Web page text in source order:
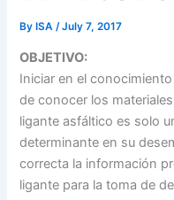
ByISA/July 7, 2017
OBJETIVO:
Iniciar en el
de conocer los
ligante asfáltico es solo
determinante en su
correcta la información
ligante para la toma de